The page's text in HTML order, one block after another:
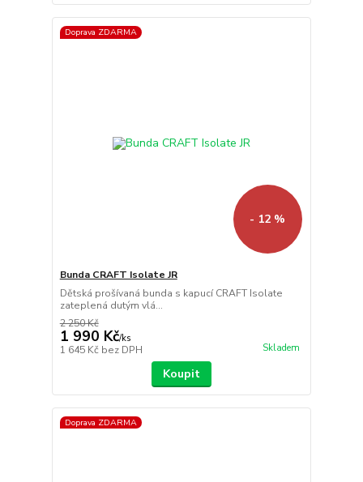
Doprava ZDARMA
- 12 %
Bunda CRAFT Isolate JR
Dětská prošívaná bunda s kapucí CRAFT Isolate
zateplená dutým vlá...
2 250 Kč
1 990 Kč/ks
1 645 Kč bez DPH Skladem
Koupit
Doprava ZDARMA